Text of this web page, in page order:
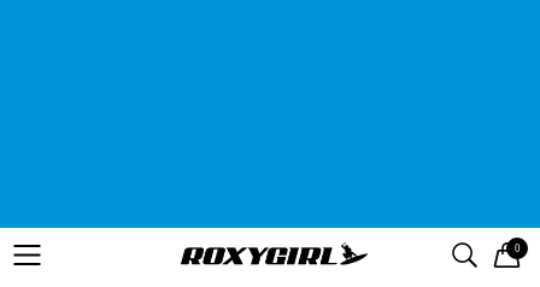
메뉴 검색
로고 0